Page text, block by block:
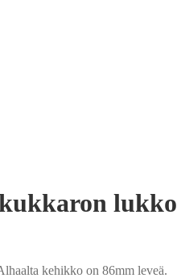
lukko
kehikko on 86mm leveä.